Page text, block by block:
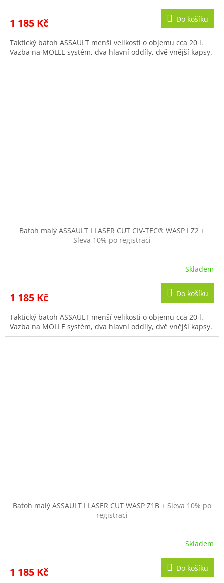
1 185 Kč Do košíku
Taktický batoh ASSAULT menší velikosti o objemu cca 20 l.
Vazba na MOLLE systém, dva hlavní oddíly, dvě vnější kapsy.
Batoh malý ASSAULT I LASER CUT CIV-TEC® WASP I Z2 +
Sleva 10% po registraci
Skladem
1 185 Kč Do košíku
Taktický batoh ASSAULT menší velikosti o objemu cca 20 l.
Vazba na MOLLE systém, dva hlavní oddíly, dvě vnější kapsy.
Batoh malý ASSAULT I LASER CUT WASP Z1B + Sleva 10% po
registraci
Skladem
1 185 Kč Do košíku